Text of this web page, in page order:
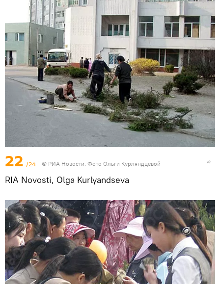
22 /24 © РИА Новости. Фото Ольги Курляндцевой
RIA Novosti, Olga Kurlyandseva